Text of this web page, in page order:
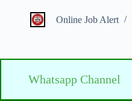
Online Job Alert
Whatsapp Channel